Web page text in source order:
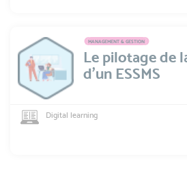
MANAGEMENT & GESTION
Le pilotage de
d’un ESSMS
Digital learning